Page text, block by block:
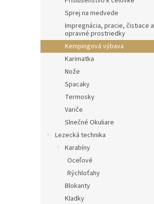
Sprej na medvede
Impregnácia, pracie, čistiace a
opravné prostriedky
Kempingová výbava
Karimatka
Nože
Spacaky
Termosky
Variče
Slnečné Okuliare
Lezecká technika
Karabíny
Oceľové
Rýchloťahy
Blokanty
Kladky